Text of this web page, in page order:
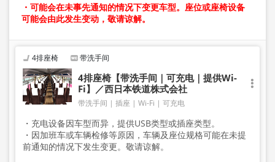
・可能会在未事先通知的情况下变更车型。座位或座椅设备
可能会由此发生变动，敬请谅解。
4排座椅 带洗手间
4排座椅【带洗手间｜可充电｜提供Wi-
Fi】／西日本铁道株式会社
带洗手间 插座 Wi-Fi 可充电
・充电设备因车型而异，提供USB类型或插座类型。
・因加班车或车辆检修等原因，车辆及座位规格可能在未提
前通知的情况下发生变更。敬请谅解。